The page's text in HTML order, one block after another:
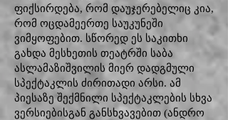
ფიქსირდება, რომ დაუჯერებელიც კია,
რომ ოცდამეერთე საუკუნეში
ვიმყოფებით. სწორედ ეს საკითხი
გახდა მესხეთის თეატრში საბა
ასლამაზიშვილის მიერ დადგმული
სპექტაკლის ძირითადი არსი. ამ
პიესაზე შექმნილი სპექტაკლების სხვა
ვერსიებისგან განსხვავებით (ანდრო